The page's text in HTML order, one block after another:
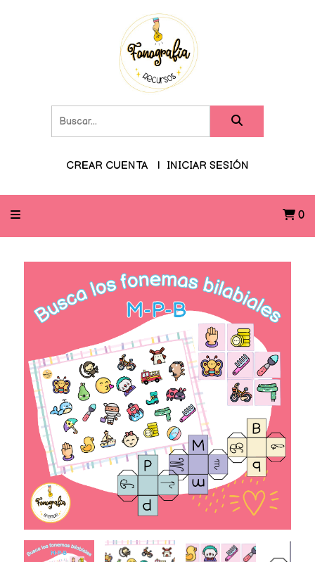
CREAR CUENTA INICIAR SESIÓN
0